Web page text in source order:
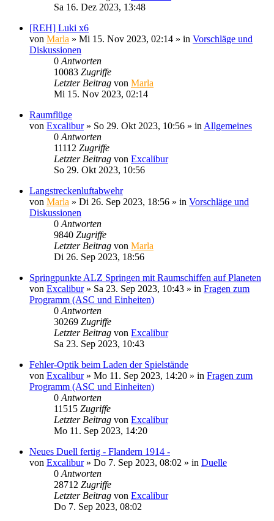
Sa 16. Dez 2023, 13:48
[REH] Luki x6
von Marla » Mi 15. Nov 2023, 02:14 » in Vorschläge und
Diskussionen
0 Antworten
10083 Zugriffe
Letzter Beitrag von Marla
Mi 15. Nov 2023, 02:14
Raumflüge
von Excalibur» So 29. Okt 2023, 10:56 » in Allgemeines
0 Antworten
11112 Zugriffe
Letzter Beitrag von Excalibur
So 29. Okt 2023, 10:56
Langstreckenluftabwehr
von Marla » Di 26. Sep 2023, 18:56 » in Vorschläge und
Diskussionen
0 Antworten
9840 Zugriffe
Letzter Beitrag von Marla
Di 26. Sep 2023, 18:56
Springpunkte ALZ Springen mit Raumschiffen auf Planeten
von Excalibur» Sa 23. Sep 2023, 10:43 » in Fragen zum
Programm (ASC und Einheiten)
0 Antworten
30269 Zugriffe
Letzter Beitrag von Excalibur
Sa 23. Sep 2023, 10:43
Fehler-Optik beim Laden der Spielstände
von Excalibur» Mo 11. Sep 2023, 14:20 » in Fragen zum
Programm (ASC und Einheiten)
0 Antworten
11515 Zugriffe
Letzter Beitrag von Excalibur
Mo 11. Sep 2023, 14:20
Neues Duell fertig - Flandern 1914 -
von Excalibur» Do 7. Sep 2023, 08:02 » in Duelle
0 Antworten
28712 Zugriffe
Letzter Beitrag von Excalibur
Do 7. Sep 2023, 08:02